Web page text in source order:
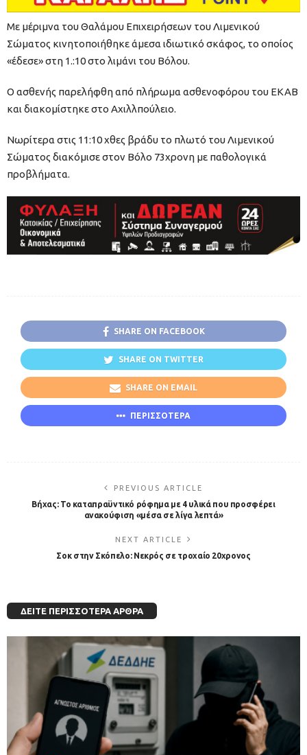
Με μέριμνα του Θαλάμου Επιχειρήσεων του Λιμενικού
Σώματος κινητοποιήθηκε άμεσα ιδιωτικό σκάφος, το οποίος
«έδεσε» στη 1.:10 στο λιμάνι του Βόλου.
Ο ασθενής παρελήφθη από πλήρωμα ασθενοφόρου του ΕΚΑΒ
και διακομίστηκε στο Αχιλλπούλειο.
Νωρίτερα στις 11:10 χθες βράδυ το πλωτό του Λιμενικού
Σώματος διακόμισε στον Βόλο 73χρονη με παθολογικά
προβλήματα.
SHARE ON FACEBOOK
SHARE ON TWITTER
SHARE ON EMAIL
ΠΕΡΙΣΣΟΤΕΡΑ
PREVIOUS ARTICLE
Βήχας: Το καταπραϋντικό ρόφημα με 4 υλικά που προσφέρει
ανακούφιση «μέσα σε λίγα λεπτά»
NEXT ARTICLE
Σοκ στην Σκόπελο: Νεκρός σε τροχαίο 20χρονος
ΔΕΊΤΕ ΠΕΡΙΣΣΌΤΕΡΑ ΆΡΘΡΑ